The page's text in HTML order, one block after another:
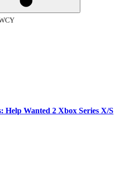
Help Wanted 2 Xbox Series X/S